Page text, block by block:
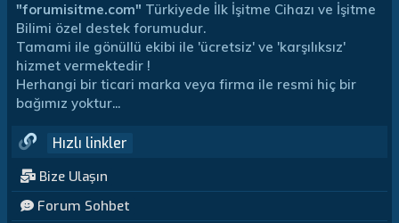
"forumisitme.com" Türkiyede İlk İşitme Cihazı ve İşitme
Bilimi özel destek forumudur.
Tamami ile gönüllü ekibi ile 'ücretsiz' ve 'karşılıksız'
hizmet vermektedir !
Herhangi bir ticari marka veya firma ile resmi hiç bir
bağımız yoktur...
Hızlı linkler
Bize Ulaşın
Forum Sohbet